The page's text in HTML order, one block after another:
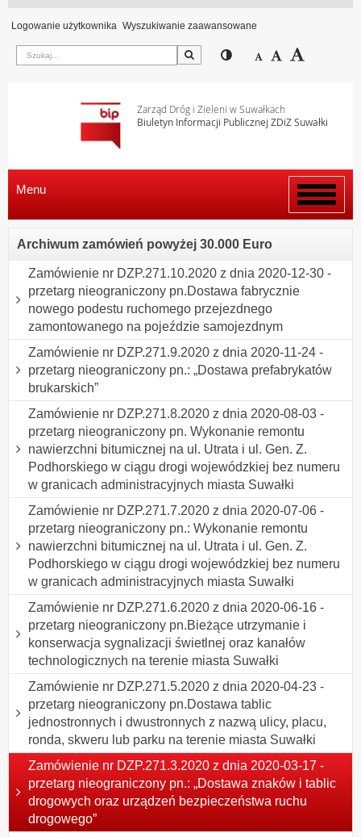
Logowanie użytkownika Wyszukiwanie zaawansowane
Szukaj Przełącz pomiędzy
Zmniejsz
Domyślny
Zarząd Dróg i Zieleni w Suwałkach
Biuletyn Informacji Publicznej ZDiZ Suwałki
Włącz
menu
Menu
Archiwum zamówień powyżej 30.000 Euro
Zamówienie nr DZP.271.10.2020 z dnia 2020-12-30 -
przetarg nieograniczony pn.Dostawa fabrycznie
nowego podestu ruchomego przejezdnego
zamontowanego na pojeździe samojezdnym
Zamówienie nr DZP.271.9.2020 z dnia 2020-11-24 -
przetarg nieograniczony pn.: „Dostawa prefabrykatów
brukarskich”
Zamówienie nr DZP.271.8.2020 z dnia 2020-08-03 -
przetarg nieograniczony pn. Wykonanie remontu
nawierzchni bitumicznej na ul. Utrata i ul. Gen. Z.
Podhorskiego w ciągu drogi wojewódzkiej bez numeru
w granicach administracyjnych miasta Suwałki
Zamówienie nr DZP.271.7.2020 z dnia 2020-07-06 -
przetarg nieograniczony pn.: Wykonanie remontu
nawierzchni bitumicznej na ul. Utrata i ul. Gen. Z.
Podhorskiego w ciągu drogi wojewódzkiej bez numeru
w granicach administracyjnych miasta Suwałki
Zamówienie nr DZP.271.6.2020 z dnia 2020-06-16 -
przetarg nieograniczony pn.Bieżące utrzymanie i
konserwacja sygnalizacji świetlnej oraz kanałów
technologicznych na terenie miasta Suwałki
Zamówienie nr DZP.271.5.2020 z dnia 2020-04-23 -
przetarg nieograniczony pn.Dostawa tablic
jednostronnych i dwustronnych z nazwą ulicy, placu,
ronda, skweru lub parku na terenie miasta Suwałki
Zamówienie nr DZP.271.3.2020 z dnia 2020-03-17 -
przetarg nieograniczony pn.: „Dostawa znaków i tablic
drogowych oraz urządzeń bezpieczeństwa ruchu
drogowego”